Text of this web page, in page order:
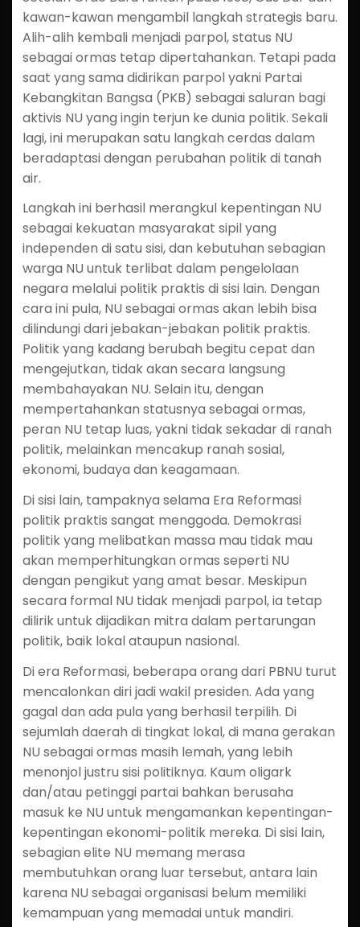
kawan-kawan mengambil langkah strategis baru.
Alih-alih kembali menjadi parpol, status NU
sebagai ormas tetap dipertahankan. Tetapi pada
saat yang sama didirikan parpol yakni Partai
Kebangkitan Bangsa (PKB) sebagai saluran bagi
aktivis NU yang ingin terjun ke dunia politik. Sekali
lagi, ini merupakan satu langkah cerdas dalam
beradaptasi dengan perubahan politik di tanah
air.
Langkah ini berhasil merangkul kepentingan NU
sebagai kekuatan masyarakat sipil yang
independen di satu sisi, dan kebutuhan sebagian
warga NU untuk terlibat dalam pengelolaan
negara melalui politik praktis di sisi lain. Dengan
cara ini pula, NU sebagai ormas akan lebih bisa
dilindungi dari jebakan-jebakan politik praktis.
Politik yang kadang berubah begitu cepat dan
mengejutkan, tidak akan secara langsung
membahayakan NU. Selain itu, dengan
mempertahankan statusnya sebagai ormas,
peran NU tetap luas, yakni tidak sekadar di ranah
politik, melainkan mencakup ranah sosial,
ekonomi, budaya dan keagamaan.
Di sisi lain, tampaknya selama Era Reformasi
politik praktis sangat menggoda. Demokrasi
politik yang melibatkan massa mau tidak mau
akan memperhitungkan ormas seperti NU
dengan pengikut yang amat besar. Meskipun
secara formal NU tidak menjadi parpol, ia tetap
dilirik untuk dijadikan mitra dalam pertarungan
politik, baik lokal ataupun nasional.
Di era Reformasi, beberapa orang dari PBNU turut
mencalonkan diri jadi wakil presiden. Ada yang
gagal dan ada pula yang berhasil terpilih. Di
sejumlah daerah di tingkat lokal, di mana gerakan
NU sebagai ormas masih lemah, yang lebih
menonjol justru sisi politiknya. Kaum oligark
dan/atau petinggi partai bahkan berusaha
masuk ke NU untuk mengamankan kepentingan-
kepentingan ekonomi-politik mereka. Di sisi lain,
sebagian elite NU memang merasa
membutuhkan orang luar tersebut, antara lain
karena NU sebagai organisasi belum memiliki
kemampuan yang memadai untuk mandiri.